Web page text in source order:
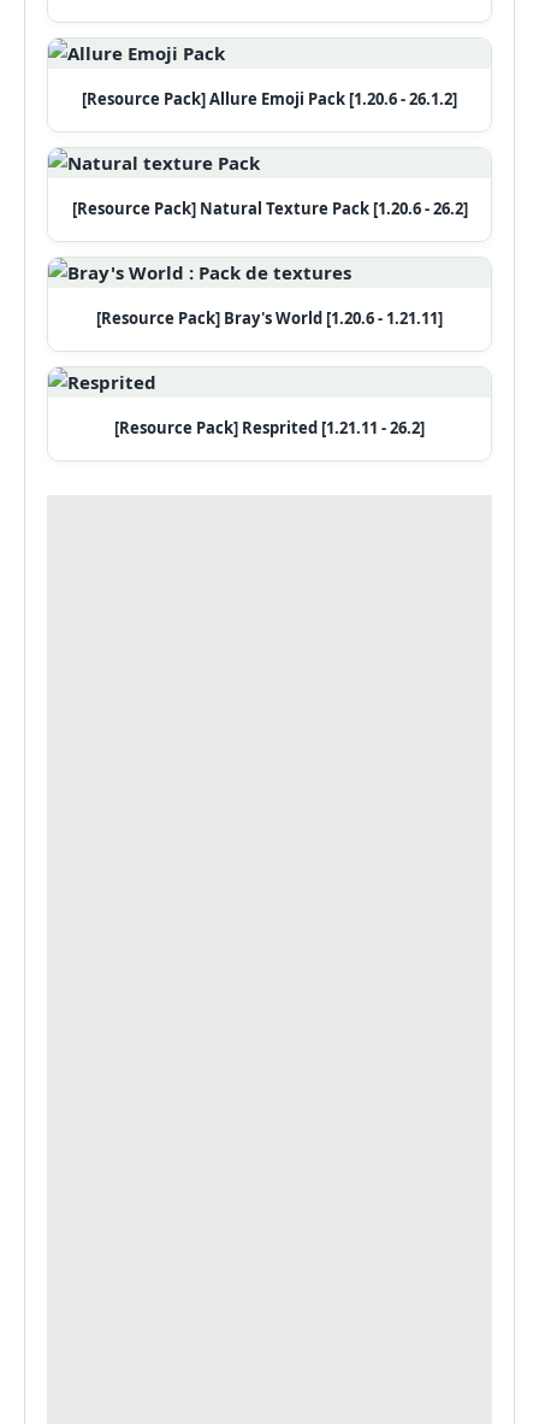
[Resource Pack] Allure Emoji Pack [1.20.6 - 26.1.2]
[Resource Pack] Natural Texture Pack [1.20.6 - 26.2]
[Resource Pack] Bray's World [1.20.6 - 1.21.11]
[Resource Pack] Resprited [1.21.11 - 26.2]